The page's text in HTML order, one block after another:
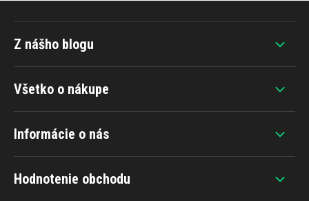
Všetko o nákupe
Informácie o nás
Hodnotenie obchodu
Z nášho blogu